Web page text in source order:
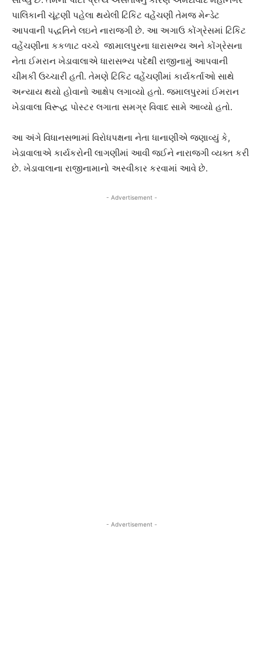
પાલિકાની ચૂંટણી પહેલા થયેલી ટિકિટ વહેંચણી તેમજ મેન્ડેટ
આપવાની પદ્ધતિને લઇને નારાજગી છે. આ અગાઉ કોંગ્રેસમાં ટિકિટ
વહેંચણીના કકળાટ વચ્ચે જામાલપુરના ધારાસભ્ય અને કોંગ્રેસના
નેતા ઈમરાન ખેડાવાલાએ ધારાસભ્ય પદેથી રાજીનામું આપવાની
ચીમકી ઉચ્ચારી હતી. તેમણે ટિકિટ વહેંચણીમાં કાર્યકર્તાઓ સાથે
અન્યાય થયો હોવાનો આક્ષેપ લગાવ્યો હતો. જમાલપુરમાં ઈમરાન
ખેડાવાલા વિરૂદ્ધ પોસ્ટર લગાતા સમગ્ર વિવાદ સામે આવ્યો હતો.
આ અંગે વિધાનસભામાં વિરોધપક્ષના નેતા ધાનાણીએ જણાવ્યું કે,
ખેડાવાલાએ કાર્યકરોની લાગણીમાં આવી જઈને નારાજગી વ્યક્ત કરી
છે. ખેડાવાલાના રાજીનામાનો અસ્વીકાર કરવામાં આવે છે.
- Advertisement -
- Advertisement -